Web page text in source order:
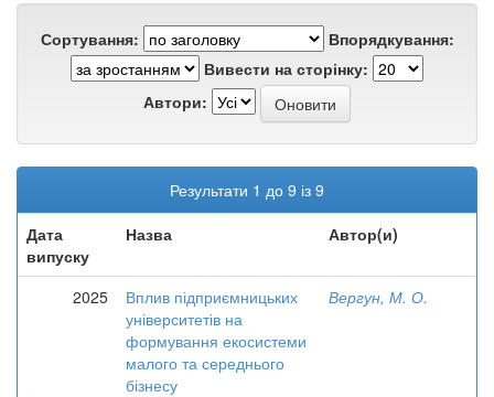
Сортування:
Впорядкування:
Вивести на сторінку:
Автори:
Результати 1 до 9 із 9
Дата
випуску
Назва Автор(и)
2025
Вплив підприємницьких
університетів на
формування екосистеми
малого та середнього
бізнесу
Вергун, М. О.